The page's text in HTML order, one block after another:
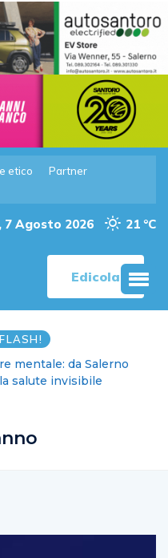
etico
Partner
7 Agosto 2026 21 °C
Edicola
mentale: da Salerno
salute invisibile